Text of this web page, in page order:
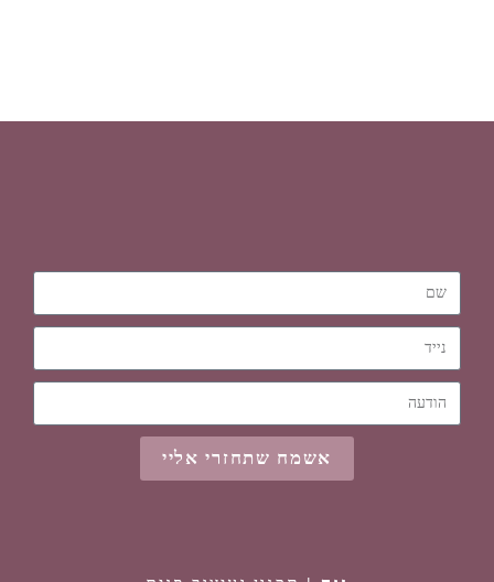
אשמח שתחזרי אליי